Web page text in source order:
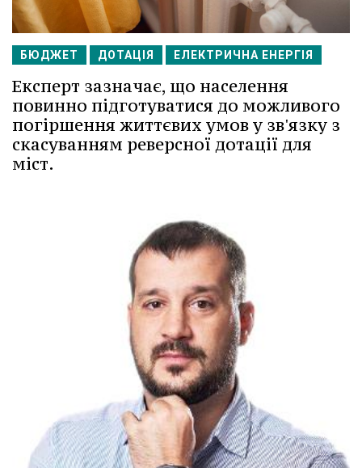
БЮДЖЕТ ДОТАЦІЯ ЕЛЕКТРИЧНА ЕНЕРГІЯ
Експерт зазначає, що населення
повинно підготуватися до можливого
погіршення життєвих умов у зв'язку з
скасуванням реверсної дотації для
міст.